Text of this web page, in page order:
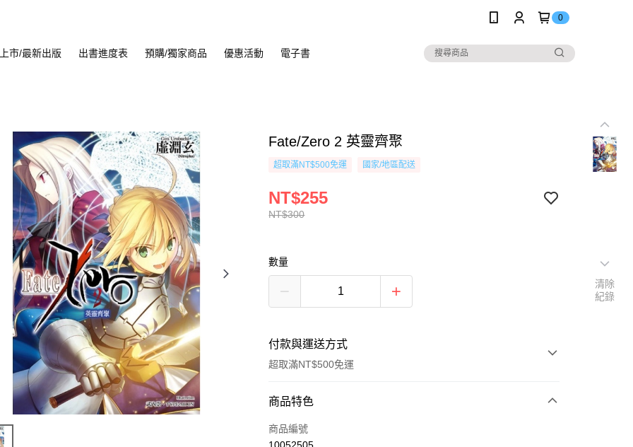
0
市/最新出版 出書進度表 預購/獨家商品 優惠活動 電子書
Fate/Zero 2 英靈齊聚
超取滿NT$500免運 國家/地區配送
NT$300
NT$255
數量
付款與運送方式
超取滿NT$500免運
付款方式
信用卡一次付款
商品特色
商品編號
清除
紀錄